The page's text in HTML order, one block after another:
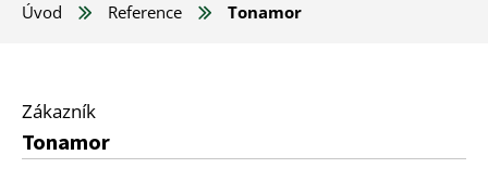
Úvod Reference Tonamor
Zákazník
Tonamor